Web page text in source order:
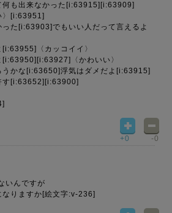
何も出来なかった[i:63915][i:63909]
〉[i:63951]
った[i:63903]でもいい人だって言えるよ
〈カッコイイ〉
[i:63950][i:63927]〈かわいい〉
うかな[i:63650]浮気はダメだよ[i:63915]
す[i:63652][i:63900]
+0 -0
いんですが
なりますか[絵文字:v-236]